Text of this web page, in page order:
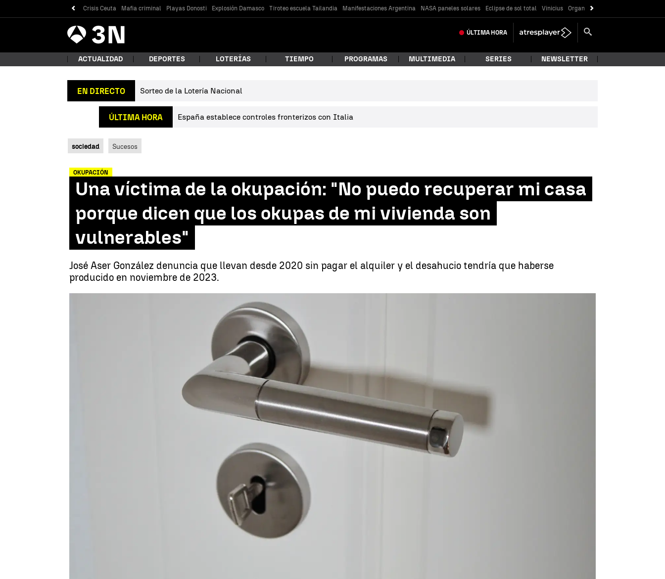
Crisis Ceuta Mafia criminal Playas Donosti Explosión Damasco Tiroteo escuela Tailandia Manifestaciones Argentina NASA paneles solares Eclipse de sol total Vinicius Organización criminal
Antena
3 Noticias ÚLTIMA HORA
¿Qué estás buscando?
Buscar
ACTUALIDAD DEPORTES LOTERÍAS TIEMPO PROGRAMAS MULTIMEDIA SERIES NEWSLETTER
EN DIRECTO Sorteo de la Lotería Nacional
ÚLTIMA HORA España establece controles fronterizos con Italia
sociedad Sucesos
OKUPACIÓN
Una víctima de la okupación: "No puedo recuperar mi casa
porque dicen que los okupas de mi vivienda son
vulnerables"
José Aser González denuncia que llevan desde 2020 sin pagar el alquiler y el desahucio tendría que haberse
producido en noviembre de 2023.